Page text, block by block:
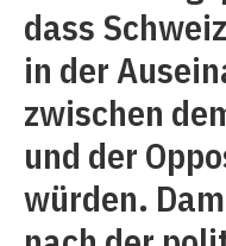
dass
in der
zwischen
und der
würden.